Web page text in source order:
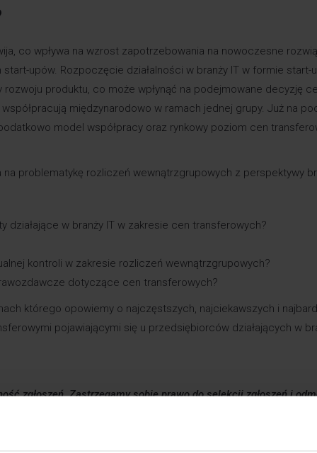
co wpływa na wzrost zapotrzebowania na nowoczesne
upów. Rozpoczęcie działalności w branży IT w formie start-
produktu, co może wpłynąć na podejmowane decyzję
międzynarodowo w ramach jednej grupy. Już na
model współpracy oraz rynkowy poziom cen
problematykę rozliczeń wewnątrzgrupowych z perspektywy
działające w branży IT w zakresie cen transferowych?
kontroli w zakresie rozliczeń wewnątrzgrupowych?
dotyczące cen transferowych?
którego opowiemy o najczęstszych, najciekawszych i
pojawiającymi się u przedsiębiorców działających w
zgłoszeń. Zastrzegamy sobie prawo do selekcji zgłoszeń i
reprezentujących podmioty prowadzące działalność